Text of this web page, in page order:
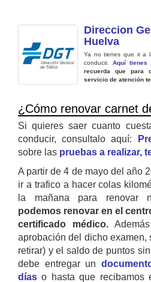
Direccion
Huelva
Ya no tienes que ir a
conducir. Aquí tienes
recuerda que para
servicio de atención
¿Cómo renovar carnet
Si quieres saer cuanto
conducir, consultalo aquí:
sobre las pruebas a realizar,
A partir de 4 de mayo del año
ir a trafico a hacer colas
la mañana para renovar
podemos renovar en el
certificado médico.
aprobación del dicho examen,
retirar) y el saldo de puntos
debe entregar un
días o hasta que recibamos